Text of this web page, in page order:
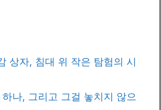
상자, 침대 위 작은 탐험의 시
나, 그리고 그걸 놓치지 않으